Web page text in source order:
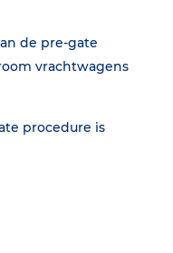
de pre-gate
vrachtwagens
procedure is